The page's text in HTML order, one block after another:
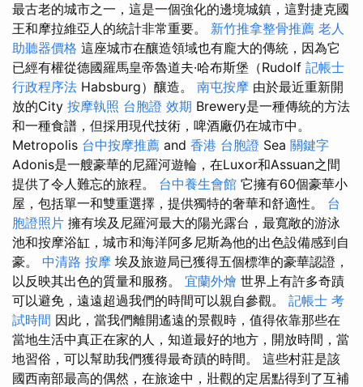
最古老的城市之一，這是一個強化的邊境城鎮，這對捷克國
王和摩拉維亞人的統計非常重要。 新竹推拿整骨推薦 老人
助聽器價格 這座城市在釀造領域也有龐大的傳統，因為它
已經有權從德國羅馬皇帝魯道夫·哈布斯堡（Rudolf 記帳士
行政程序法 Habsburg）釀造。 南屯按摩 由於最近重新開
放的City 按摩執照 台胞證 效期 Brewery是一種傳統的方法
和一種食譜，但採用現代技術，啤酒廠仍在城市中。
Metropolis 台中按摩推薦 and 香港 台胞證 Sea 關鍵字
Adonis是一艘豪華的尼羅河遊輪，在Luxor和Assuan之間
提供了令人難忘的旅程。 台中養生會館 它擁有60個豪華小
屋，包括單一和雙重選擇，提供獨特的奢華和舒適性。 台
胞證照片 擁有埃及尼羅河最大的陽光露台，最寬敞的游泳
池和按摩浴缸，城市和海洋阿多尼斯為他的出色設備感到自
豪。 中清路 按摩 埃及旅遊局已獲得五個標準的豪華認證，
以反映其出色的質量和服務。 宜蘭外燴 世界上有許多奇蹟
可以避免，遠遠超過我們的時間可以親自參觀。 記帳士 考
試時間 因此，當我們離開遙遠的景觀時，值得依靠那些在
當地生活中真正在家的人，知道最好的地方，開放時間，當
地習俗，可以幫助我們獲得最奇蹟的時間。 這些村莊是該
國西南部最高的偶然，在旅途中，壯觀的定居點得到了互補